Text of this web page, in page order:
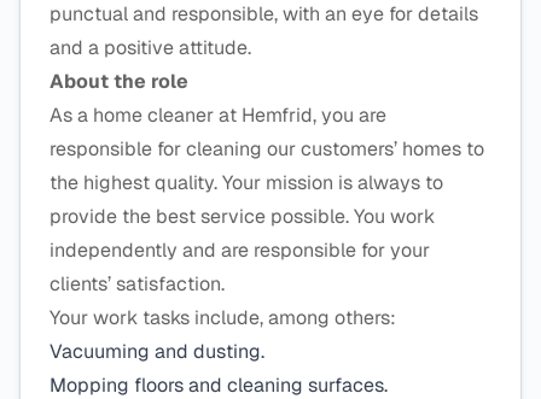
punctual and responsible, with an eye for details
and a positive attitude.
About the role
As a home cleaner at Hemfrid, you are
responsible for cleaning our customers’ homes to
the highest quality. Your mission is always to
provide the best service possible. You work
independently and are responsible for your
clients’ satisfaction.
Your work tasks include, among others:
Vacuuming and dusting.
Mopping floors and cleaning surfaces.